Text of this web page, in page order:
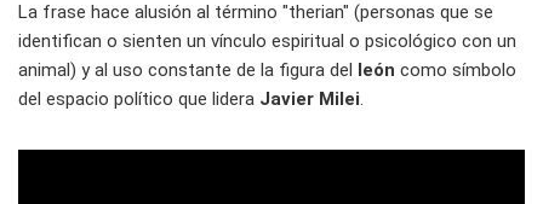
La frase hace alusión al término "therian" (personas que se
identifican o sienten un vínculo espiritual o psicológico con un
animal) y al uso constante de la figura del león como símbolo
del espacio político que lidera Javier Milei.